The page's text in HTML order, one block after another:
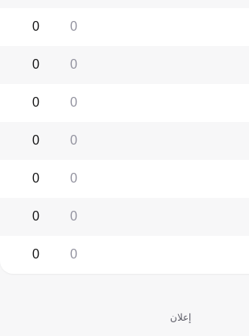
0
0
0
0
0
0
0
0
0
0
0
0
0
0
إعلان